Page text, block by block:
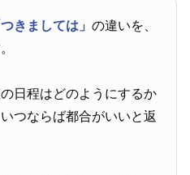
つきましては」の違いを、
日程はどのようにするか
つならば都合がいいと返